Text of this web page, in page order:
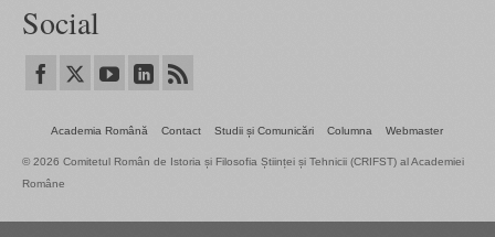
Social
Academia Română Contact Studii și Comunicări Columna Webmaster
© 2026 Comitetul Român de Istoria și Filosofia Științei și Tehnicii (CRIFST) al Academiei
Române